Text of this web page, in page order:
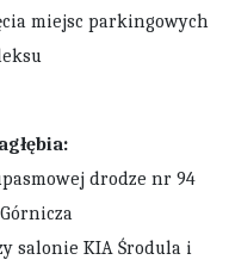
miejsc parkingowych
drodze nr 94
salonie KIA Środula i